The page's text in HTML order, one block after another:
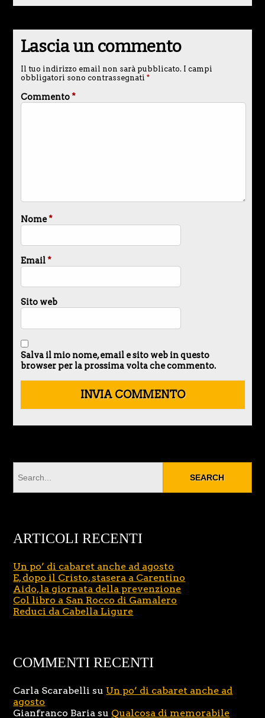
Lascia un commento
Il tuo indirizzo email non sarà pubblicato. I campi
obbligatori sono contrassegnati *
Commento*
Nome*
Email*
Sito web
Salva il mio nome, email e sito web in questo
browser per la prossima volta che commento.
ARTICOLI RECENTI
Un po’ di cabaret anche ad agosto
E, dopo il Cristo, stasera a Carentino
Aido, la giornata della prevenzione
Col libro a San Rocco di Gamalero
Reduci da Cabella Ligure
COMMENTI RECENTI
Carla Scarabelli su Un po’ di cabaret anche ad
agosto
Gianfranco Baria su Qualcosa di memorabile